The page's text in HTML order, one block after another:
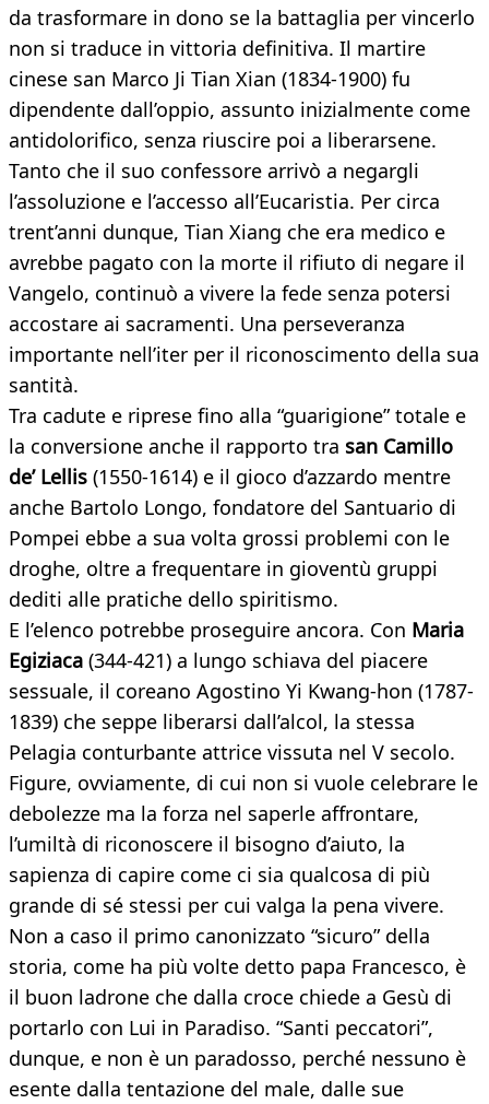
da trasformare in dono se la battaglia per vincerlo
non si traduce in vittoria definitiva. Il martire
cinese san Marco Ji Tian Xian (1834-1900) fu
dipendente dall’oppio, assunto inizialmente come
antidolorifico, senza riuscire poi a liberarsene.
Tanto che il suo confessore arrivò a negargli
l’assoluzione e l’accesso all’Eucaristia. Per circa
trent’anni dunque, Tian Xiang che era medico e
avrebbe pagato con la morte il rifiuto di negare il
Vangelo, continuò a vivere la fede senza potersi
accostare ai sacramenti. Una perseveranza
importante nell’iter per il riconoscimento della sua
santità.
Tra cadute e riprese fino alla “guarigione” totale e
la conversione anche il rapporto tra san Camillo
de’ Lellis (1550-1614) e il gioco d’azzardo mentre
anche Bartolo Longo, fondatore del Santuario di
Pompei ebbe a sua volta grossi problemi con le
droghe, oltre a frequentare in gioventù gruppi
dediti alle pratiche dello spiritismo.
E l’elenco potrebbe proseguire ancora. Con Maria
Egiziaca (344-421) a lungo schiava del piacere
sessuale, il coreano Agostino Yi Kwang-hon (1787-
1839) che seppe liberarsi dall’alcol, la stessa
Pelagia conturbante attrice vissuta nel V secolo.
Figure, ovviamente, di cui non si vuole celebrare le
debolezze ma la forza nel saperle affrontare,
l’umiltà di riconoscere il bisogno d’aiuto, la
sapienza di capire come ci sia qualcosa di più
grande di sé stessi per cui valga la pena vivere.
Non a caso il primo canonizzato “sicuro” della
storia, come ha più volte detto papa Francesco, è
il buon ladrone che dalla croce chiede a Gesù di
portarlo con Lui in Paradiso. “Santi peccatori”,
dunque, e non è un paradosso, perché nessuno è
esente dalla tentazione del male, dalle sue